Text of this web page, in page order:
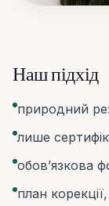
Наш підхід
природний
лише
обов’язкова
план корекції,